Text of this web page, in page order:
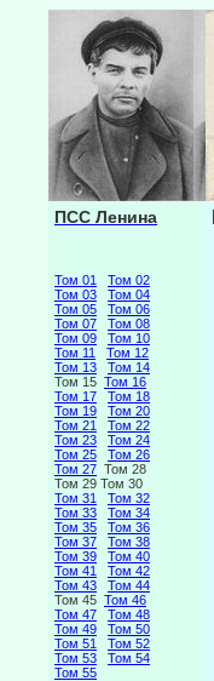
ПСС Ленина
Том 01
Том 02
Том 03
Том 04
Том 05
Том 06
Том 07
Том 08
Том 09
Том 10
Том 11
Том 12
Том 13
Том 14
Том 15 Том 16
Том 17
Том 18
Том 19
Том 20
Том 21
Том 22
Том 23
Том 24
Том 25
Том 26
Том 27 Том 28
Том 29 Том 30
Том 31
Том 32
Том 33
Том 34
Том 35
Том 36
Том 37
Том 38
Том 39
Том 40
Том 41
Том 42
Том 43
Том 44
Том 45 Том 46
Том 47
Том 48
Том 49
Том 50
Том 51
Том 52
Том 53
Том 54
Том 55